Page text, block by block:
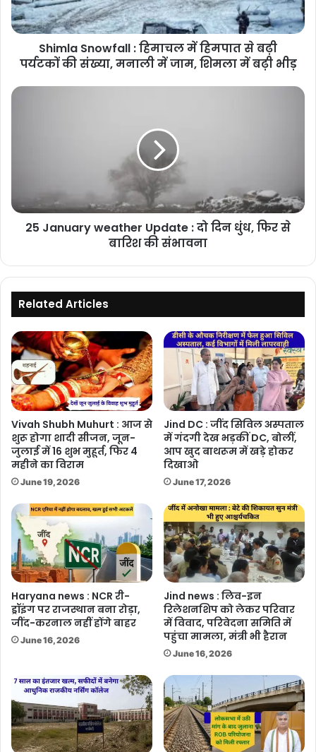
बढ़ी
पर्यटकों
संख्या,
में
Shimla Snowfall : हिमाचल में हिमपात से बढ़ी
पर्यटकों की संख्या, मनाली में जाम, शिमला में बढ़ी भीड़
25
फिर
25 January weather Update : दो दिन धुंध, फिर से
बारिश की संभावना
Related Articles
Vivah Shubh Muhurt : आज से
शुरू होगा शादी सीजन, जून-
जुलाई में 16 शुभ मुहूर्त, फिर 4
महीने का विराम
June 19, 2026
Jind DC : जींद सिविल अस्पताल
में गंदगी देख भड़कीं DC, बोलीं,
आप खुद बाथरूम में खड़े होकर
दिखाओ
June 17, 2026
Haryana news : NCR री-
ड्रॉइंग पर राजस्थान बना रोड़ा,
जींद-करनाल नहीं होंगे बाहर
June 16, 2026
Jind news : लिव-इन
रिलेशनशिप को लेकर परिवार
में विवाद, परिवेदना समिति में
पहुंचा मामला, मंत्री भी हैरान
June 16, 2026